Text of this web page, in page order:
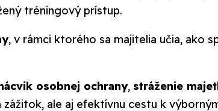
tréningový prístup.
, v rámci ktorého sa majitelia učia, ako
osobnej ochrany, stráženie
ale aj efektívnu cestu k